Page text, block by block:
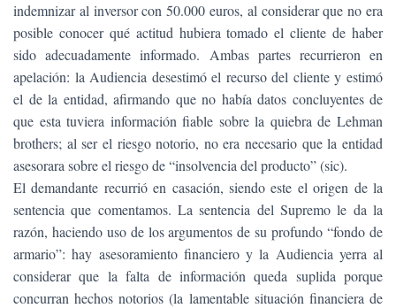
indemnizar al inversor con 50.000 euros, al considerar que no era
posible conocer qué actitud hubiera tomado el cliente de haber
sido adecuadamente informado. Ambas partes recurrieron en
apelación: la Audiencia desestimó el recurso del cliente y estimó
el de la entidad, afirmando que no había datos concluyentes de
que esta tuviera información fiable sobre la quiebra de Lehman
brothers; al ser el riesgo notorio, no era necesario que la entidad
asesorara sobre el riesgo de “insolvencia del producto” (sic).
El demandante recurrió en casación, siendo este el origen de la
sentencia que comentamos. La sentencia del Supremo le da la
razón, haciendo uso de los argumentos de su profundo “fondo de
armario”: hay asesoramiento financiero y la Audiencia yerra al
considerar que la falta de información queda suplida porque
concurran hechos notorios (la lamentable situación financiera de